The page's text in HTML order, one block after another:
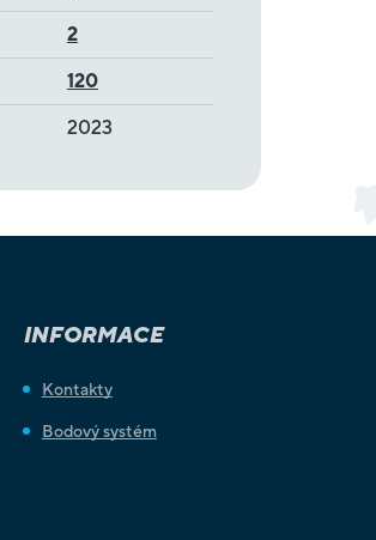
2
120
2023
INFORMACE
Kontakty
Bodový systém